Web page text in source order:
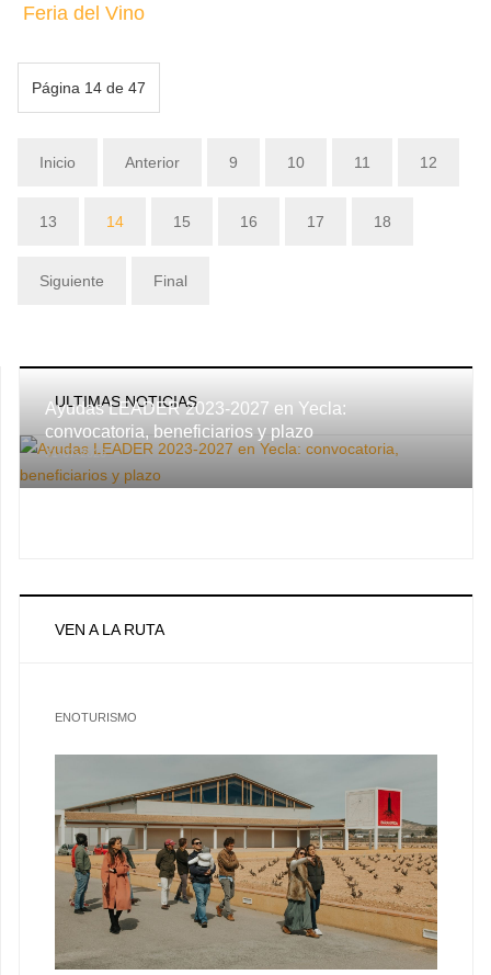
Feria del Vino
Página 14 de 47
Inicio Anterior 9 10 11 12
13 14 15 16 17 18
Siguiente Final
ULTIMAS NOTICIAS
Ayudas LEADER 2023-2027 en Yecla:
convocatoria, beneficiarios y plazo
31-07-2026
VEN A LA RUTA
ENOTURISMO